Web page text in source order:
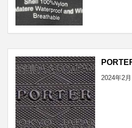
2024年2月